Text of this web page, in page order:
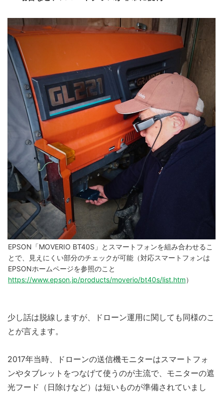
EPSON「MOVERIO BT40S」とスマートフォンを組み合わせるこ
とで、見えにくい部分のチェックが可能（対応スマートフォンは
EPSONホームページを参照のこと
https://www.epson.jp/products/moverio/bt40s/list.htm）
少し話は脱線しますが、ドローン運用に関しても同様のこ
とが言えます。
2017年当時、ドローンの送信機モニターはスマートフォ
ンやタブレットをつなげて使うのが主流で、モニターの遮
光フード（日除けなど）は短いものが準備されていまし